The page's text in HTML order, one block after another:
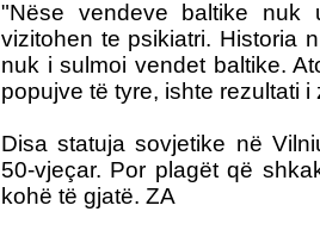
"Nëse vendeve baltike
vizitohen te psikiatri. Historia
nuk i sulmoi vendet baltike.
popujve të tyre, ishte rezultati
Disa statuja sovjetike në
50-vjeçar. Por plagët që
kohë të gjatë. ZA